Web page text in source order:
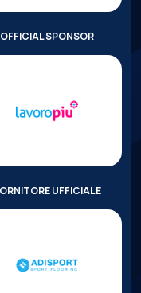
OFFICIAL SPONSOR
UFFICIALE